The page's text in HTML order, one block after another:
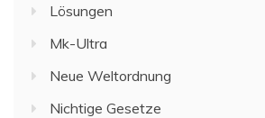
Lösungen
Mk-Ultra
Neue Weltordnung
Nichtige Gesetze